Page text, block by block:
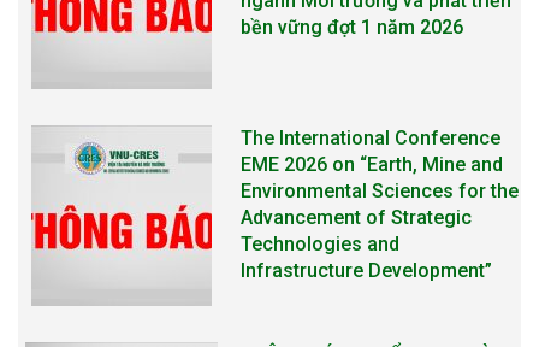
Environmental Sciences for the
Advancement of Strategic
THÔNG BÁO TUYỂN SINH ĐÀO
TẠO TIẾN SĨ NĂM 2026